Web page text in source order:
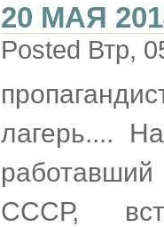
20 МАЯ
Posted Втр,
лагерь....
СССР,